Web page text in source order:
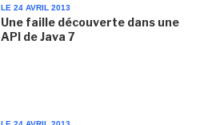
LE 24 AVRIL 2013
Une faille découverte dans une
API de Java 7